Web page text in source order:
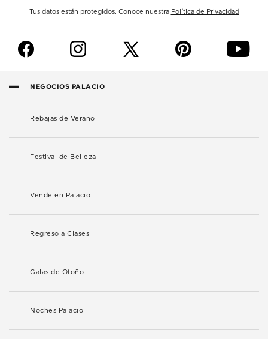
Tus datos están protegidos. Conoce nuestra Política de Privacidad
f i p y
NEGOCIOS PALACIO
Rebajas de Verano
Festival de Belleza
Vende en Palacio
Regreso a Clases
Galas de Otoño
Noches Palacio